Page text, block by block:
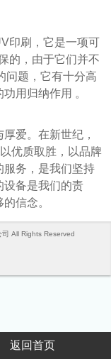
印刷，它是一项可
的，由于它们并不
问题，它有十分高
用归纳作用 。
爱。在新世纪，
优质取胜，以品牌
服务，是我们坚持
设备是我们的责
信念。
All Rights Reserved
返回首页